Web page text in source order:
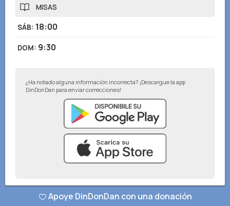
MISAS
SÁB: 18:00
DOM: 9:30
¿Ha notado alguna información incorrecta? ¡Descargue la app
DinDonDan para enviar correcciones!
© DinDonDan App 2026–Política de privacidad –Agrega a tu sitio web
Apoye DinDonDan con una donación